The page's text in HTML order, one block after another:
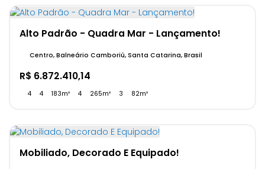
Alto Padrão - Quadra Mar - Lançamento!
R$ 6.872.410,14
Centro, Balneário Camboriú, Santa Catarina, Brasil
4 4 183m² 4 265m² 3 82m²
Mobiliado, Decorado E Equipado!